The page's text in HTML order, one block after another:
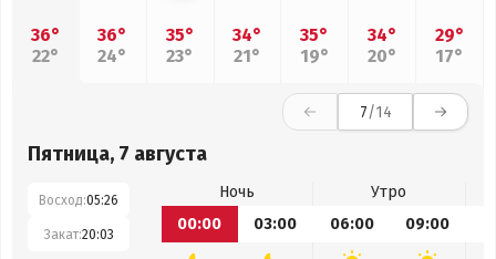
36°
22°
36°
24°
35°
23°
34°
21°
35°
19°
34°
20°
29°
17°
7/14
Пятница, 7 августа
Восход:05:26
Закат:20:03
Ночь
Утро
00:00
03:00 06:00 09:00